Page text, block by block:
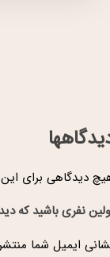
دیدگاهی برای
نفری باشید که
ایمیل شما